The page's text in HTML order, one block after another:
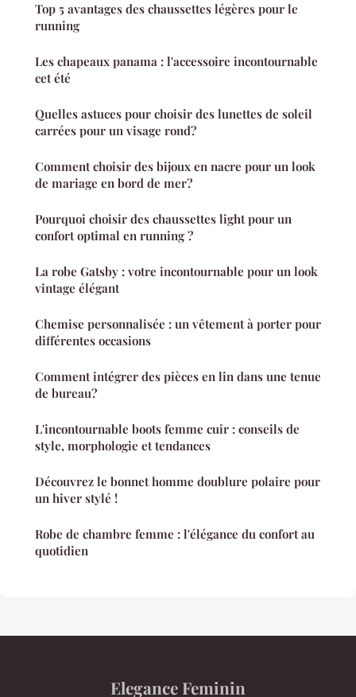
Top 5 avantages des chaussettes légères pour le
running
Les chapeaux panama : l'accessoire incontournable
cet été
Quelles astuces pour choisir des lunettes de soleil
carrées pour un visage rond?
Comment choisir des bijoux en nacre pour un look
de mariage en bord de mer?
Pourquoi choisir des chaussettes light pour un
confort optimal en running ?
La robe Gatsby : votre incontournable pour un look
vintage élégant
Chemise personnalisée : un vêtement à porter pour
différentes occasions
Comment intégrer des pièces en lin dans une tenue
de bureau?
L'incontournable boots femme cuir : conseils de
style, morphologie et tendances
Découvrez le bonnet homme doublure polaire pour
un hiver stylé !
Robe de chambre femme : l'élégance du confort au
quotidien
Elegance Feminin